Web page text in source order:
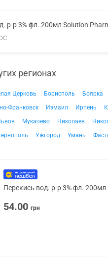
р-р 3% фл. 200мл Solution
регионах
Церковь Борисполь Боярка
Франковск Измаил Ирпень
Мукачево Николаев
Ужгород Умань
Перекись вод. р-р 3% фл.
54.00 грн